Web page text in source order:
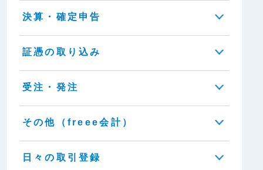
決算・確定申告
証憑の取り込み
受注・発注
その他（freee会計）
日々の取引登録